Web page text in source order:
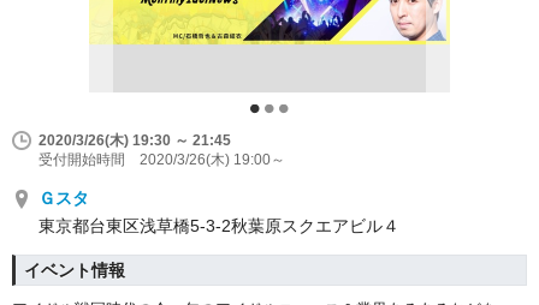
2020/3/26(木) 19:30 ～ 21:45
受付開始時間 2020/3/26(木) 19:00～
Ｇスタ
東京都台東区浅草橋5-3-2秋葉原スクエアビル４
イベント情報